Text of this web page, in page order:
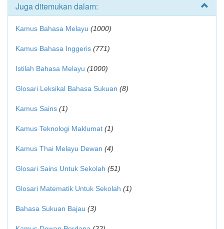
Juga ditemukan dalam:
Kamus Bahasa Melayu (1000)
Kamus Bahasa Inggeris (771)
Istilah Bahasa Melayu (1000)
Glosari Leksikal Bahasa Sukuan (8)
Kamus Sains (1)
Kamus Teknologi Maklumat (1)
Kamus Thai Melayu Dewan (4)
Glosari Sains Untuk Sekolah (51)
Glosari Matematik Untuk Sekolah (1)
Bahasa Sukuan Bajau (3)